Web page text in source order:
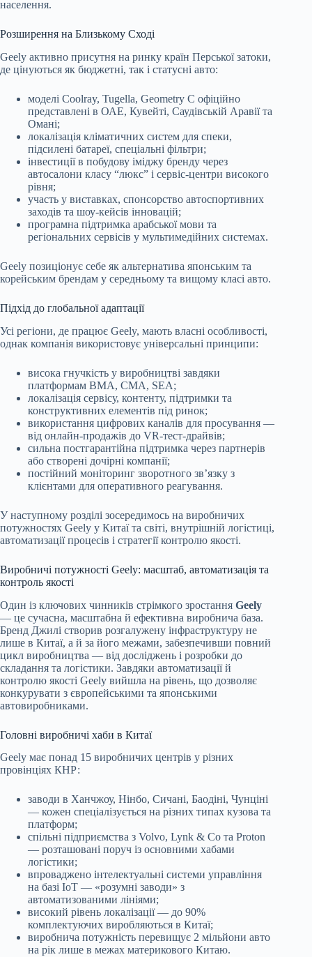
населення.
Розширення на Близькому Сході
Geely активно присутня на ринку країн Перської затоки,
де цінуються як бюджетні, так і статусні авто:
моделі Coolray, Tugella, Geometry C офіційно
представлені в ОАЕ, Кувейті, Саудівській Аравії та
Омані;
локалізація кліматичних систем для спеки,
підсилені батареї, спеціальні фільтри;
інвестиції в побудову іміджу бренду через
автосалони класу “люкс” і сервіс-центри високого
рівня;
участь у виставках, спонсорство автоспортивних
заходів та шоу-кейсів інновацій;
програмна підтримка арабської мови та
регіональних сервісів у мультимедійних системах.
Geely позиціонує себе як альтернатива японським та
корейським брендам у середньому та вищому класі авто.
Підхід до глобальної адаптації
Усі регіони, де працює Geely, мають власні особливості,
однак компанія використовує універсальні принципи:
висока гнучкість у виробництві завдяки
платформам BMA, CMA, SEA;
локалізація сервісу, контенту, підтримки та
конструктивних елементів під ринок;
використання цифрових каналів для просування —
від онлайн-продажів до VR-тест-драйвів;
сильна постгарантійна підтримка через партнерів
або створені дочірні компанії;
постійний моніторинг зворотного зв’язку з
клієнтами для оперативного реагування.
У наступному розділі зосередимось на виробничих
потужностях Geely у Китаї та світі, внутрішній логістиці,
автоматизації процесів і стратегії контролю якості.
Виробничі потужності Geely: масштаб, автоматизація та
контроль якості
Один із ключових чинників стрімкого зростання Geely
— це сучасна, масштабна й ефективна виробнича база.
Бренд Джилі створив розгалужену інфраструктуру не
лише в Китаї, а й за його межами, забезпечивши повний
цикл виробництва — від досліджень і розробки до
складання та логістики. Завдяки автоматизації й
контролю якості Geely вийшла на рівень, що дозволяє
конкурувати з європейськими та японськими
автовиробниками.
Головні виробничі хаби в Китаї
Geely має понад 15 виробничих центрів у різних
провінціях КНР:
заводи в Ханчжоу, Нінбо, Сичані, Баодіні, Чунціні
— кожен спеціалізується на різних типах кузова та
платформ;
спільні підприємства з Volvo, Lynk & Co та Proton
— розташовані поруч із основними хабами
логістики;
впроваджено інтелектуальні системи управління
на базі IoT — «розумні заводи» з
автоматизованими лініями;
високий рівень локалізації — до 90%
комплектуючих виробляються в Китаї;
виробнича потужність перевищує 2 мільйони авто
на рік лише в межах материкового Китаю.